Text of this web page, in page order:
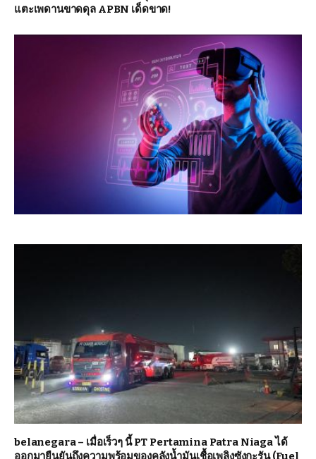
แตะเพดานขาดดุล APBN เด็ดขาด!
belanegara – เมื่อเร็วๆ นี้ PT Pertamina Patra Niaga ได้
ออกมายืนยันถึงความพร้อมของคลังน้ำมันเชื้อเพลิงซังกะรัน (Fuel